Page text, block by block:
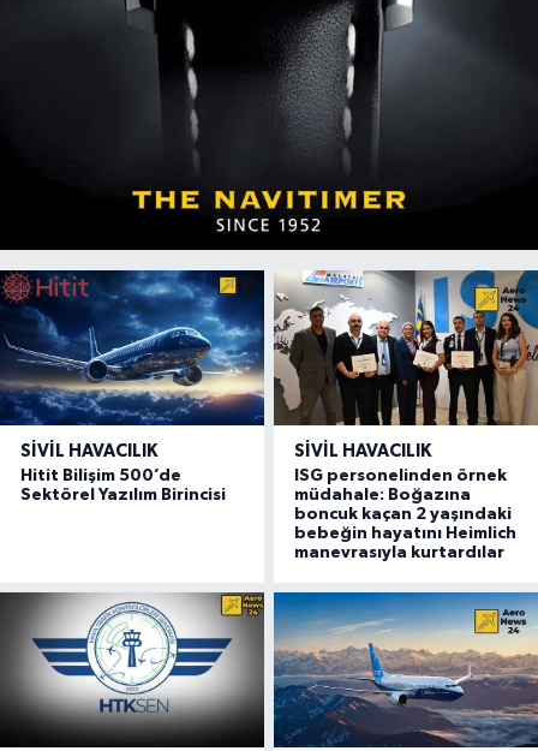
SIVIL HAVACILIK
Hitit Bilişim 500’de
Sektörel Yazılım Birincisi
SIVIL HAVACILIK
ISG personelinden örnek
müdahale: Boğazına
boncuk kaçan 2 yaşındaki
bebeğin hayatını Heimlich
manevrasıyla kurtardılar